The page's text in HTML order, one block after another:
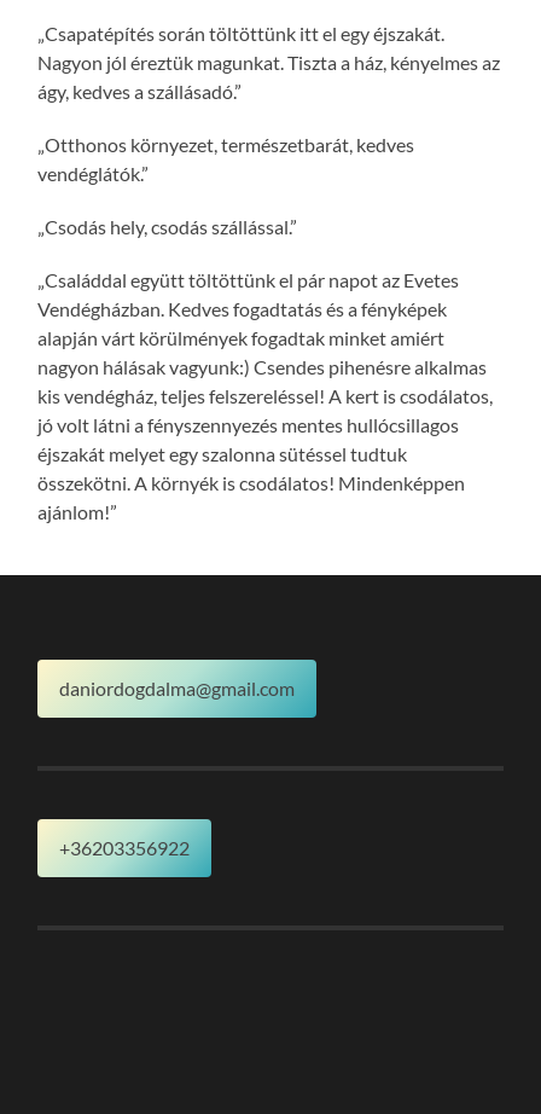
„Csapatépítés során töltöttünk itt el egy éjszakát.
Nagyon jól éreztük magunkat. Tiszta a ház, kényelmes az
ágy, kedves a szállásadó.”
„Otthonos környezet, természetbarát, kedves
vendéglátók.”
„Csodás hely, csodás szállással.”
„Családdal együtt töltöttünk el pár napot az Evetes
Vendégházban. Kedves fogadtatás és a fényképek
alapján várt körülmények fogadtak minket amiért
nagyon hálásak vagyunk:) Csendes pihenésre alkalmas
kis vendégház, teljes felszereléssel! A kert is csodálatos,
jó volt látni a fényszennyezés mentes hullócsillagos
éjszakát melyet egy szalonna sütéssel tudtuk
összekötni. A környék is csodálatos! Mindenképpen
ajánlom!”
daniordogdalma@gmail.com
+36203356922